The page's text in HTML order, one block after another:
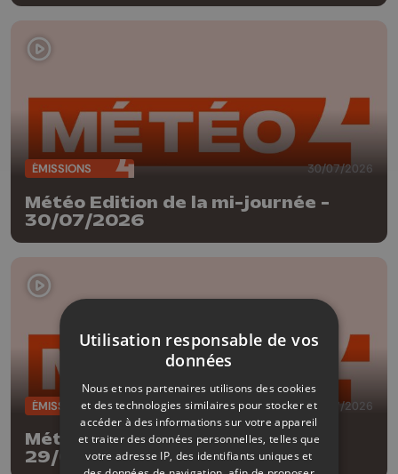
ÉMISSIONS 30/07/2026
Météo Edition de la mi-journée -
30/07/2026
ÉMISSIONS 29/07/2026
Météo Edition de la mi-journée -
29/07/2026
Utilisation responsable de vos
données
Nous et nos partenaires utilisons des cookies
et des technologies similaires pour stocker et
accéder à des informations sur votre appareil
et traiter des données personnelles, telles que
votre adresse IP, des identifiants uniques et